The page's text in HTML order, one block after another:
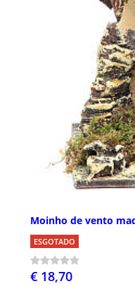
Moinho de vento
ESGOTADO
€ 18,70